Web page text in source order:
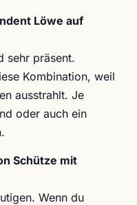
Löwe auf
sehr präsent.
Kombination, weil
ausstrahlt. Je
oder auch ein
Schütze mit
Wenn du